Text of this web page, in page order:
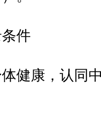
件
康，认同中